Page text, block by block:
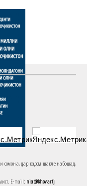
сомона, дар кадом шакле набошад,
E-mail: niat@khovar.tj